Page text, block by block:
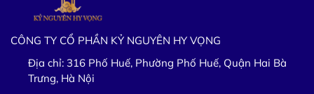
CÔNG TY CỔ PHẦN KỶ NGUYÊN HY VỌNG
Địa chỉ: 316 Phố Huế, Phường Phố Huế, Quận Hai Bà
Trưng, Hà Nội